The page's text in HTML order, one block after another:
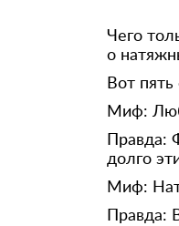
Чего
о
Вот
Миф:
Правда:
долго
Миф:
Правда: